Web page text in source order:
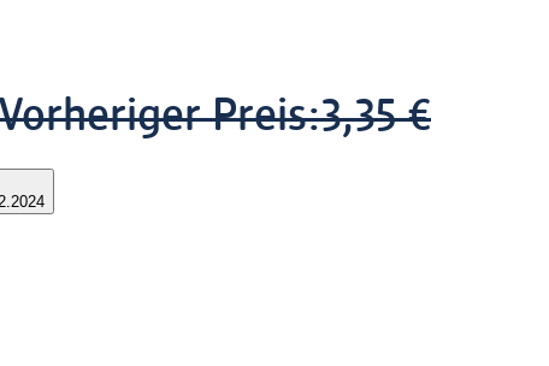
Vorheriger Preis:3,35 €